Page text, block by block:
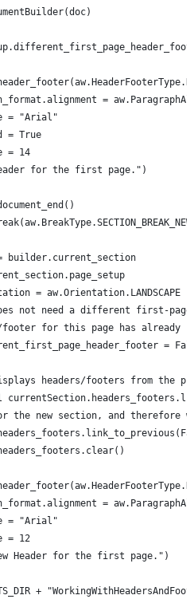
builder.font.bold = True
builder.font.size = 14
current_section = builder.current_section
page_setup = current_section.page_setup
page_setup.orientation = aw.Orientation.LANDSCAPE
+